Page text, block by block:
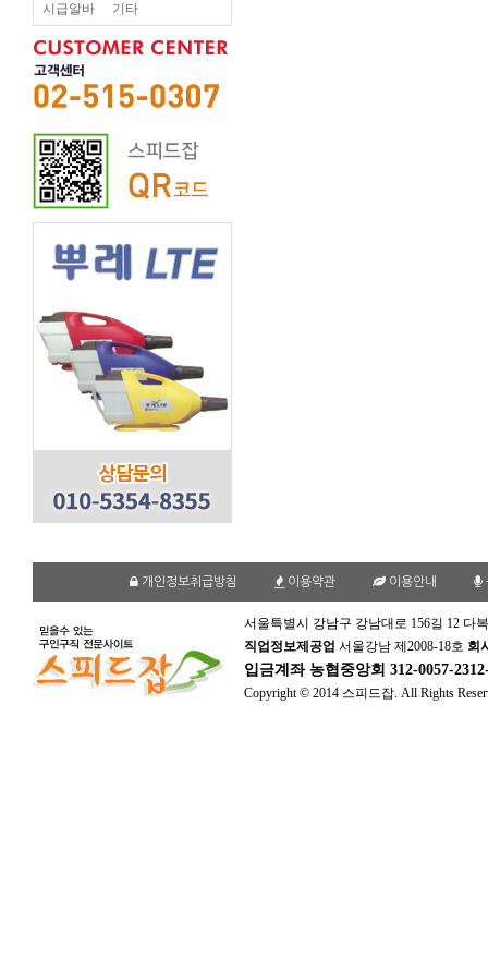
시급알바 기타
개인정보취급방침 이용약관 이용안내
서울특별시 강남구 강남대로 156길 12 다
직업정보제공업 서울강남 제2008-18호 회
입금계좌 농협중앙회 312-0057-
Copyright © 2014 스피드잡. All Rights